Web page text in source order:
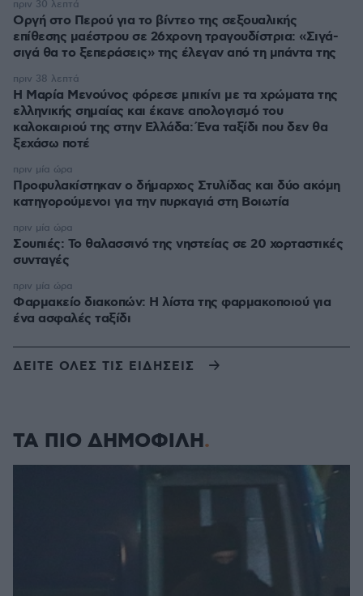
Οργή στο Περού για το βίντεο της σεξουαλικής
επίθεσης μαέστρου σε 26χρονη τραγουδίστρια: «Σιγά-
σιγά θα το ξεπεράσεις» της έλεγαν από τη μπάντα της
πριν 30 λεπτά
Η Μαρία Μενούνος φόρεσε μπικίνι με τα χρώματα της
ελληνικής σημαίας και έκανε απολογισμό του
καλοκαιριού της στην Ελλάδα: Ένα ταξίδι που δεν θα
ξεχάσω ποτέ
πριν 38 λεπτά
Προφυλακίστηκαν ο δήμαρχος Στυλίδας και δύο ακόμη
κατηγορούμενοι για την πυρκαγιά στη Βοιωτία
πριν μία ώρα
Σουπιές: Το θαλασσινό της νηστείας σε 20 χορταστικές
συνταγές
πριν μία ώρα
Φαρμακείο διακοπών: Η λίστα της φαρμακοποιού για
ένα ασφαλές ταξίδι
πριν μία ώρα
ΔΕΙΤΕ ΟΛΕΣ ΤΙΣ ΕΙΔΗΣΕΙΣ
ΤΑ ΠΙΟ ΔΗΜΟΦΙΛΗ